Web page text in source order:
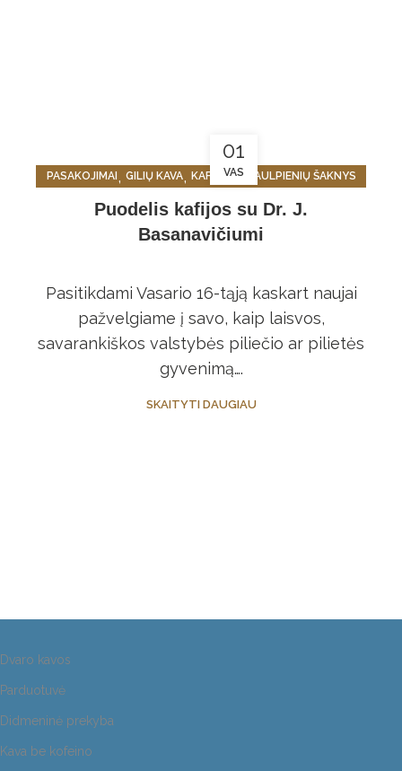
01
VAS
PASAKOJIMAI, GILIŲ KAVA, KAFIJOS, KIAULPIENIŲ ŠAKNYS
,
Puodelis kafijos su Dr. J.
Basanavičiumi
Pasitikdami Vasario 16-tąją kaskart naujai
pažvelgiame į savo, kaip laisvos,
savarankiškos valstybės piliečio ar pilietės
gyvenimą….
SKAITYTI DAUGIAU
Dvaro kavos
Parduotuvė
Didmeninė prekyba
Kava be kofeino